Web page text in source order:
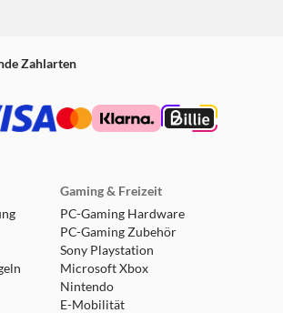
Zahlarten
Gaming & Freizeit
PC-Gaming Hardware
PC-Gaming Zubehör
Sony Playstation
Microsoft Xbox
Nintendo
E-Mobilität